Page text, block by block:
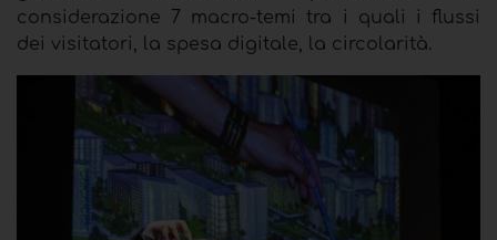
considerazione 7 macro-temi tra i quali i flussi
dei visitatori, la spesa digitale, la circolarità.